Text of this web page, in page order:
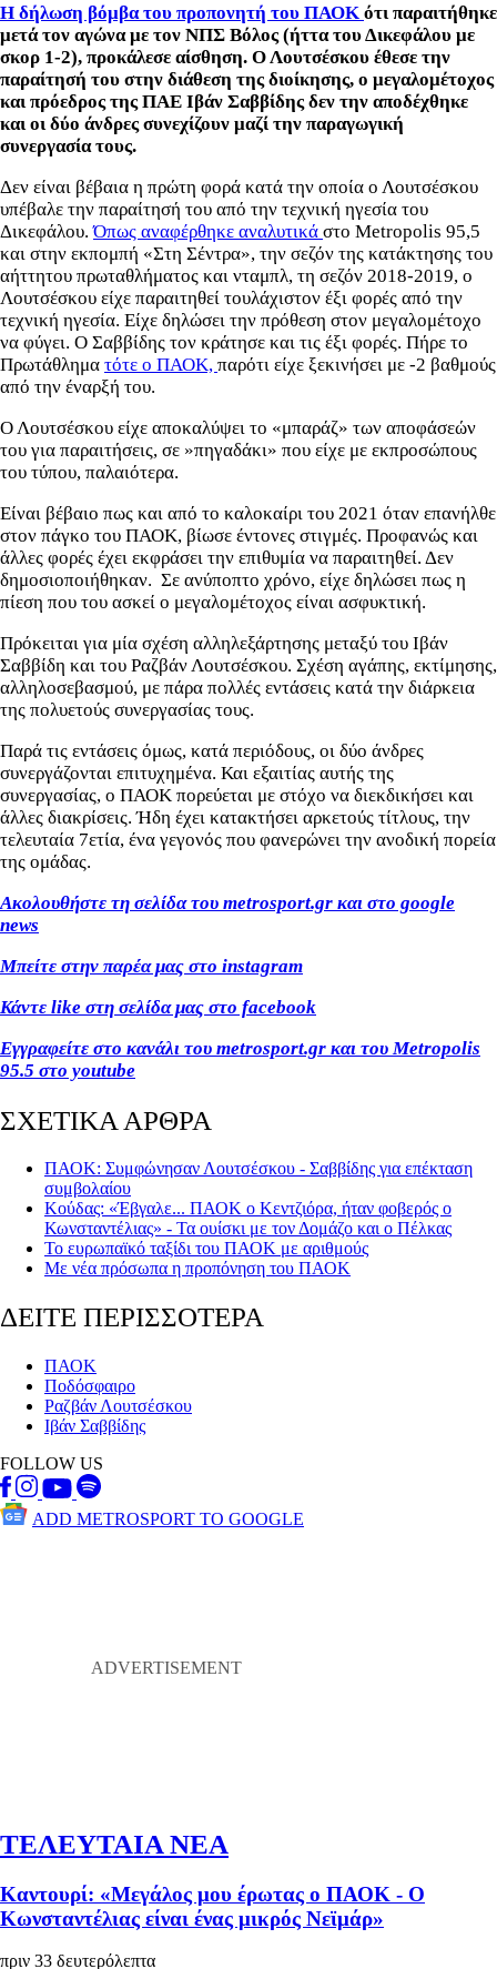
Η δήλωση βόμβα του προπονητή του ΠΑΟΚ ότι παραιτήθηκε
μετά τον αγώνα με τον ΝΠΣ Βόλος (ήττα του Δικεφάλου με
σκορ 1-2), προκάλεσε αίσθηση. Ο Λουτσέσκου έθεσε την
παραίτησή του στην διάθεση της διοίκησης, ο μεγαλομέτοχος
και πρόεδρος της ΠΑΕ Ιβάν Σαββίδης δεν την αποδέχθηκε
και οι δύο άνδρες συνεχίζουν μαζί την παραγωγική
συνεργασία τους.
Δεν είναι βέβαια η πρώτη φορά κατά την οποία ο Λουτσέσκου
υπέβαλε την παραίτησή του από την τεχνική ηγεσία του
Δικεφάλου.Όπως αναφέρθηκε αναλυτικά στο Metropolis 95,5
και στην εκπομπή «Στη Σέντρα», την σεζόν της κατάκτησης του
αήττητου πρωταθλήματος και νταμπλ, τη σεζόν 2018-2019, ο
Λουτσέσκου είχε παραιτηθεί τουλάχιστον έξι φορές από την
τεχνική ηγεσία. Είχε δηλώσει την πρόθεση στον μεγαλομέτοχο
να φύγει. Ο Σαββίδης τον κράτησε και τις έξι φορές. Πήρε το
Πρωτάθλημα τότε ο ΠΑΟΚ, παρότι είχε ξεκινήσει με -2 βαθμούς
από την έναρξή του.
Ο Λουτσέσκου είχε αποκαλύψει το «μπαράζ» των αποφάσεών
του για παραιτήσεις, σε »πηγαδάκι» που είχε με εκπροσώπους
του τύπου, παλαιότερα.
Είναι βέβαιο πως και από το καλοκαίρι του 2021 όταν επανήλθε
στον πάγκο του ΠΑΟΚ, βίωσε έντονες στιγμές. Προφανώς και
άλλες φορές έχει εκφράσει την επιθυμία να παραιτηθεί. Δεν
δημοσιοποιήθηκαν. Σε ανύποπτο χρόνο, είχε δηλώσει πως η
πίεση που του ασκεί ο μεγαλομέτοχος είναι ασφυκτική.
Πρόκειται για μία σχέση αλληλεξάρτησης μεταξύ του Ιβάν
Σαββίδη και του Ραζβάν Λουτσέσκου. Σχέση αγάπης, εκτίμησης,
αλληλοσεβασμού, με πάρα πολλές εντάσεις κατά την διάρκεια
της πολυετούς συνεργασίας τους.
Παρά τις εντάσεις όμως, κατά περιόδους, οι δύο άνδρες
συνεργάζονται επιτυχημένα. Και εξαιτίας αυτής της
συνεργασίας, ο ΠΑΟΚ πορεύεται με στόχο να διεκδικήσει και
άλλες διακρίσεις. Ήδη έχει κατακτήσει αρκετούς τίτλους, την
τελευταία 7ετία, ένα γεγονός που φανερώνει την ανοδική πορεία
της ομάδας.
Ακολουθήστε τη σελίδα του metrosport.gr και στο google
news
Μπείτε στην παρέα μας στο instagram
Κάντε like στη σελίδα μας στο facebook
Εγγραφείτε στο κανάλι του metrosport.gr και του Metropolis
95.5 στο youtube
ΣΧΕΤΙΚΑ ΑΡΘΡΑ
ΠΑΟΚ: Συμφώνησαν Λουτσέσκου - Σαββίδης για επέκταση
συμβολαίου
Κούδας: «Έβγαλε... ΠΑΟΚ ο Κεντζιόρα, ήταν φοβερός ο
Κωνσταντέλιας» - Τα ουίσκι με τον Δομάζο και ο Πέλκας
Το ευρωπαϊκό ταξίδι του ΠΑΟΚ με αριθμούς
Με νέα πρόσωπα η προπόνηση του ΠΑΟΚ
ΔΕΙΤΕ ΠΕΡΙΣΣΟΤΕΡΑ
ΠΑΟΚ
Ποδόσφαιρο
Ραζβάν Λουτσέσκου
Ιβάν Σαββίδης
FOLLOW US
ADD METROSPORT TO GOOGLE
ΤΕΛΕΥΤΑΙΑ ΝΕΑ
Καντουρί: «Μεγάλος μου έρωτας ο ΠΑΟΚ - Ο
Κωνσταντέλιας είναι ένας μικρός Νεϊμάρ»
πριν 33 δευτερόλεπτα